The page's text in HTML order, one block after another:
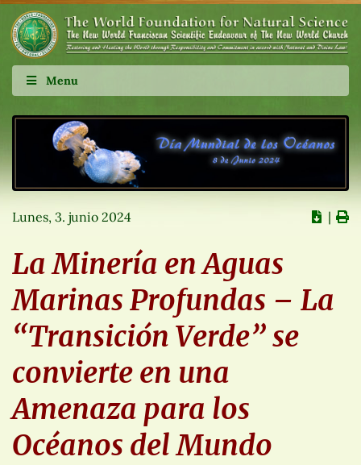
Menu
Lunes, 3. junio 2024 ∣
La Minería en Aguas
Marinas Profundas – La
“Transición Verde” se
convierte en una
Amenaza para los
Océanos del Mundo